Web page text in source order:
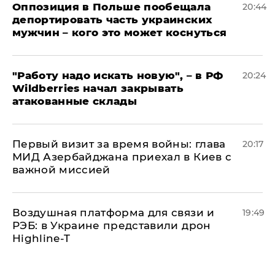
Оппозиция в Польше пообещала
депортировать часть украинских
мужчин – кого это может коснуться
20:44
"Работу надо искать новую", – в РФ
Wildberries начал закрывать
атакованные склады
20:24
Первый визит за время войны: глава
МИД Азербайджана приехал в Киев с
важной миссией
20:17
Воздушная платформа для связи и
РЭБ: в Украине представили дрон
Highline-T
19:49